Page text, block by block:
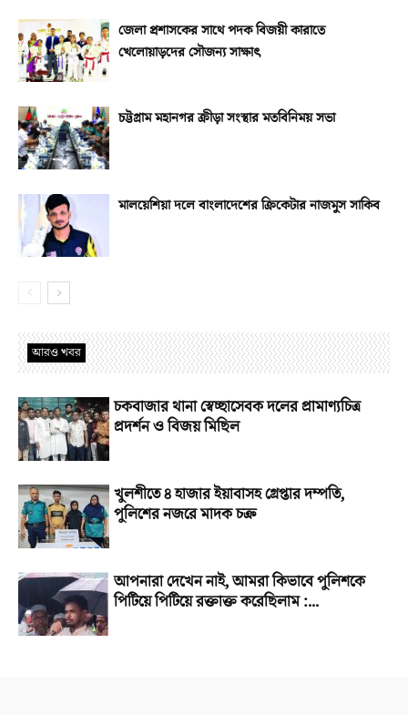
জেলা প্রশাসকের সাথে পদক বিজয়ী কারাতে
খেলোয়াড়দের সৌজন্য সাক্ষাৎ
চট্টগ্রাম মহানগর ক্রীড়া সংস্থার মতবিনিময় সভা
মালয়েশিয়া দলে বাংলাদেশের ক্রিকেটার নাজমুস সাকিব
আরও খবর
চকবাজার থানা স্বেচ্ছাসেবক দলের প্রামাণ্যচিত্র
প্রদর্শন ও বিজয় মিছিল
খুলশীতে ৪ হাজার ইয়াবাসহ গ্রেপ্তার দম্পতি,
পুলিশের নজরে মাদক চক্র
আপনারা দেখেন নাই, আমরা কিভাবে পুলিশকে
পিটিয়ে পিটিয়ে রক্তাক্ত করেছিলাম :...